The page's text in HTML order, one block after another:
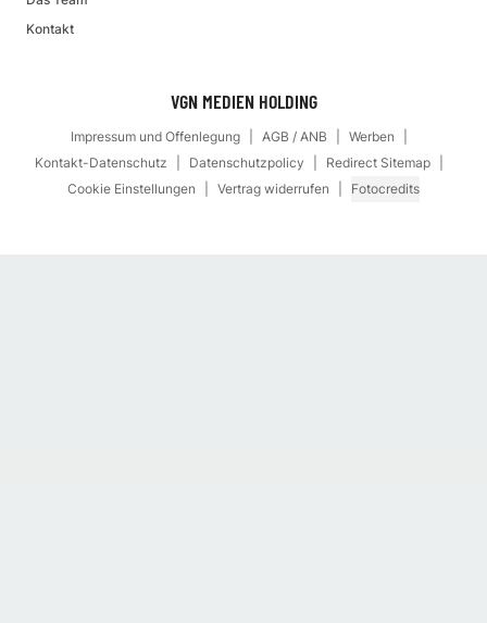
Kontakt
VGN MEDIEN HOLDING
Impressum und Offenlegung AGB / ANB
Werben
Kontakt-Datenschutz
Datenschutzpolicy
Redirect Sitemap
Cookie Einstellungen
Vertrag widerrufen Fotocredits